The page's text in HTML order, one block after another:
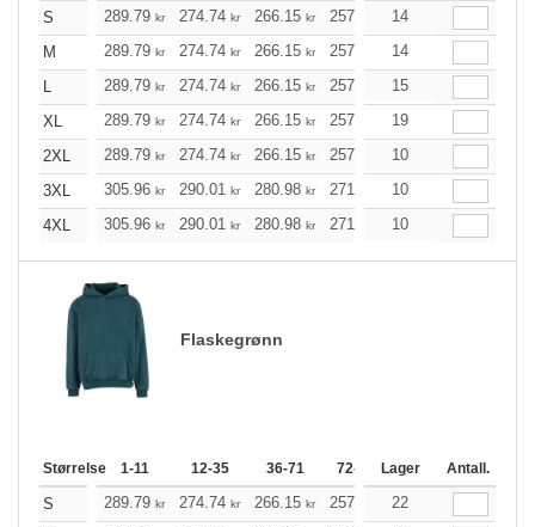
S 289.79 kr 274.74 kr 266.15 kr 257.57 244.74
14
M
289.79 kr 274.74 kr 266.15 kr 257.57 244.74
14
L
289.79 kr 274.74 kr 266.15 kr 257.57 244.74
15
XL
289.79 kr 274.74 kr 266.15 kr 257.57 244.74
19
2XL
289.79 kr 274.74 kr 266.15 kr 257.57 244.74
10
3XL
305.96 kr 290.01 kr 280.98 kr 271.95 258.35
10
4XL
305.96 kr 290.01 kr 280.98 kr 271.95 258.35
10
Flaskegrønn
Størrelse 1-11 12-35 36-71 72-143 144-287
Lager Antall.
S 289.79 kr 274.74 kr 266.15 kr 257.57 244.74
22